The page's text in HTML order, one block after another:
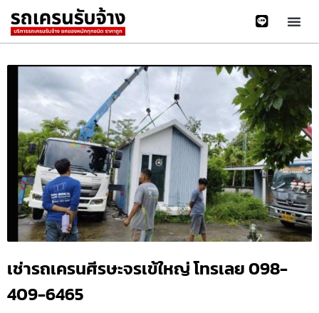
เช่ารถเครนศีรษะจรเข้ใหญ่ โทรเลย 098-
409-6465